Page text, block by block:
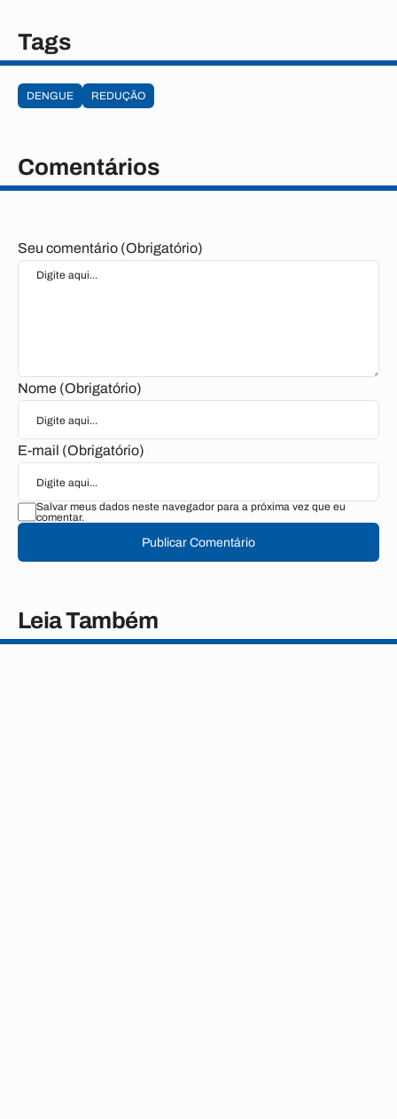
Tags
DENGUE REDUÇÃO
Comentários
Seu comentário (Obrigatório)
Nome (Obrigatório)
E-mail (Obrigatório)
Salvar meus dados neste navegador para a próxima vez que eu
comentar.
Publicar Comentário
Leia Também